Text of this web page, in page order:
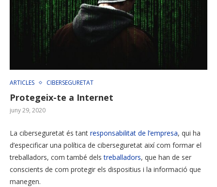
ARTICLES CIBERSEGURETAT
Protegeix-te a Internet
juny 29, 2020
La ciberseguretat és tant responsabilitat de l’empresa, qui ha
d’especificar una política de ciberseguretat així com formar el
treballadors, com també delstreballadors, que han de ser
conscients de com protegir els dispositius i la informació que
manegen.